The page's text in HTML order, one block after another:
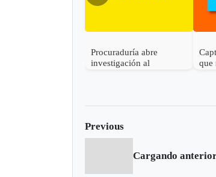
Procuraduría abre
investigación al
política
que
Previous
Cargando